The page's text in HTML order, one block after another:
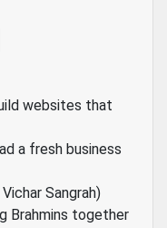
websites that
a fresh business
Sangrah)
Brahmins together